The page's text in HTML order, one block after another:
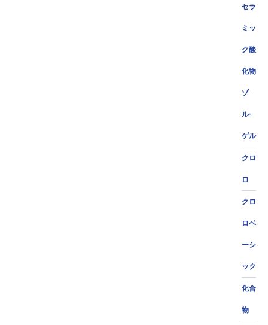
セラ
ミッ
ク酸
化物
ゾ
ル-
ゲル
クロ
ロ
クロ
ロベ
ーシ
ック
化合
物